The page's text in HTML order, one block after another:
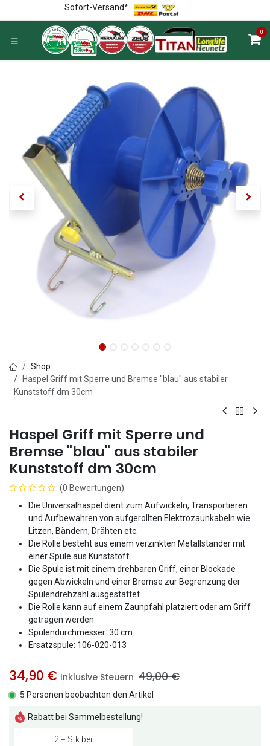
Zum Inhalt springenSofort-Versand*
0
Shop
Haspel Griff mit Sperre und Bremse "blau" aus stabiler
Kunststoff dm 30cm
Haspel Griff mit Sperre und
Bremse "blau" aus stabiler
Kunststoff dm 30cm
(0 Bewertungen)
Die Universalhaspel dient zum Aufwickeln, Transportieren
und Aufbewahren von aufgerollten Elektrozaunkabeln wie
Litzen, Bändern, Drähten etc.
Die Rolle besteht aus einem verzinkten Metallständer mit
einer Spule aus Kunststoff.
Die Spule ist mit einem drehbaren Griff, einer Blockade
gegen Abwickeln und einer Bremse zur Begrenzung der
Spulendrehzahl ausgestattet
Die Rolle kann auf einem Zaunpfahl platziert oder am Griff
getragen werden
Spulendurchmesser: 30 cm
Ersatzspule: 106-020-013
34,90 € Inklusive Steuern 49,00€
5 Personen beobachten den Artikel
Rabatt bei Sammelbestellung!
2 + Stk bei